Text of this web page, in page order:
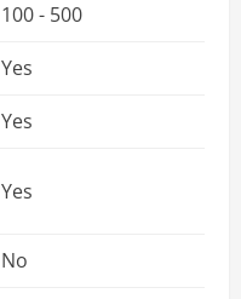
100 - 500
Yes
Yes
Yes
No